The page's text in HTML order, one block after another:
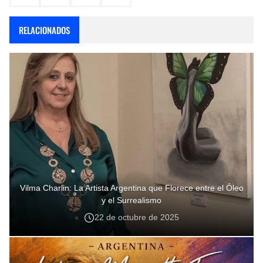
RELACIONADOS
Vilma Charlin: La Artista Argentina que Florece entre el Óleo
y el Surrealismo
22 de octubre de 2025